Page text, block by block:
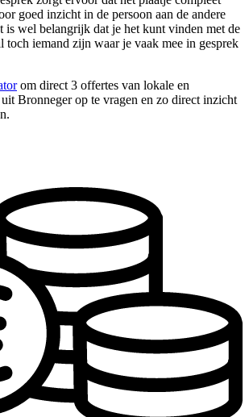
goed inzicht in de persoon aan de andere
is wel belangrijk dat je het kunt vinden met de
toch iemand zijn waar je vaak mee in gesprek
om direct 3 offertes van lokale en
Bronneger op te vragen en zo direct inzicht